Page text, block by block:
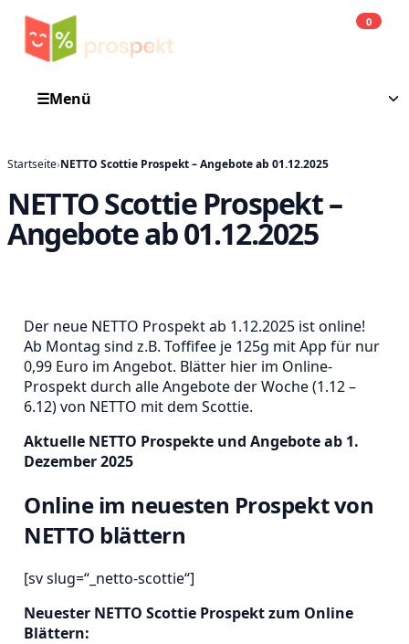
0
☰Menü
Startseite›NETTO Scottie Prospekt – Angebote ab 01.12.2025
NETTO Scottie Prospekt –
Angebote ab 01.12.2025
Der neue NETTO Prospekt ab 1.12.2025 ist online!
Ab Montag sind z.B. Toffifee je 125g mit App für nur
0,99 Euro im Angebot. Blätter hier im Online-
Prospekt durch alle Angebote der Woche (1.12 –
6.12) von NETTO mit dem Scottie.
Aktuelle NETTO Prospekte und Angebote ab 1.
Dezember 2025
Online im neuesten Prospekt von
NETTO blättern
[sv slug=“_netto-scottie“]
Neuester NETTO Scottie Prospekt zum Online
Blättern: